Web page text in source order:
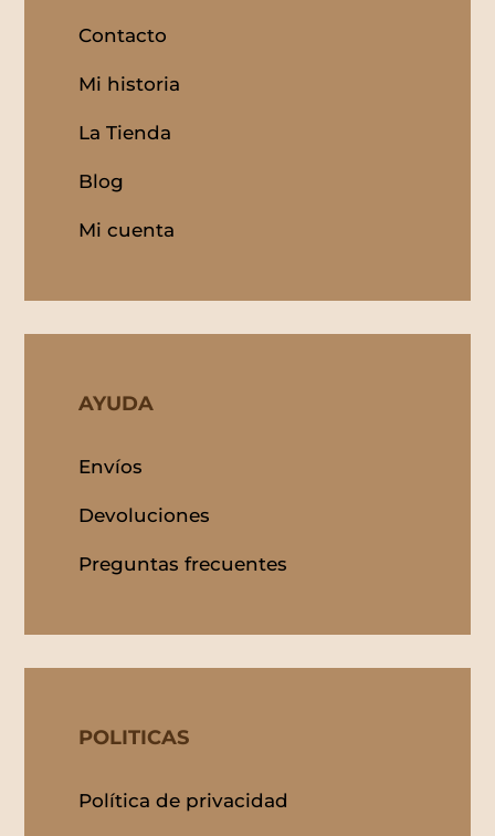
Contacto
Mi historia
La Tienda
Blog
Mi cuenta
AYUDA
Envíos
Devoluciones
Preguntas frecuentes
POLITICAS
Política de privacidad